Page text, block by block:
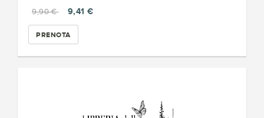
9,90 €
9,41 €
PRENOTA